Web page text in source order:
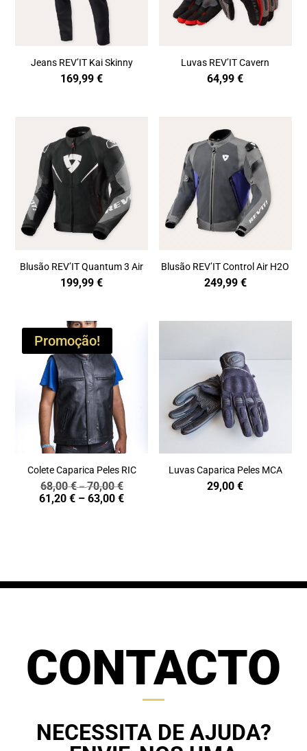
Jeans REV’IT Kai Skinny
169,99€
Luvas REV’IT Cavern
64,99€
Blusão REV’IT Quantum 3 Air
199,99€
Blusão REV’IT Control Air H2O
249,99 €
Promoção!
Colete Caparica Peles RIC
68,00€–70,00€Price
range:
61,20€ – 63,00€Price
Luvas Caparica Peles MCA
29,00€
CONTACTO
NECESSITA DE AJUDA?